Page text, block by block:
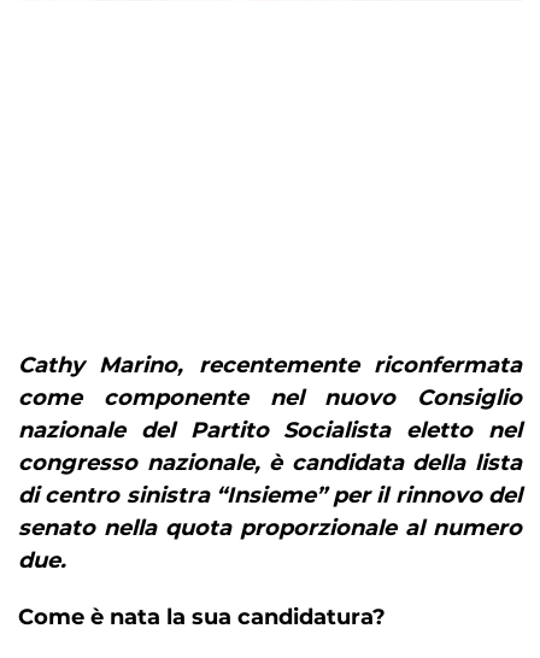
Cathy Marino, recentemente riconfermata
come componente nel nuovo Consiglio
nazionale del Partito Socialista eletto nel
congresso nazionale, è candidata della lista
di centro sinistra “Insieme” per il rinnovo del
senato nella quota proporzionale al numero
due.
Come è nata la sua candidatura?